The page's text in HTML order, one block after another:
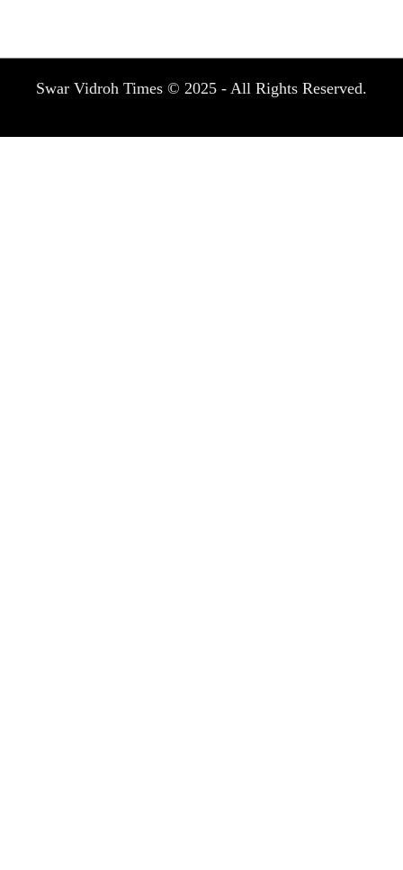
Swar Vidroh Times © 2025 - All Rights Reserved.